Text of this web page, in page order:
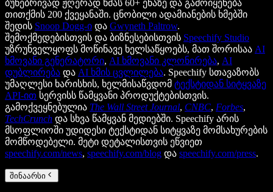
ბუნებრივად ჟღერად ხმას 60+ ენაზე და გამოიყენება
თითქმის 200 ქვეყანაში. ცნობილი ადამიანების ხმებში
შედის Snoop Dogg-ი და Gwyneth Paltrow.
შემოქმედებისთვის და ბიზნესებისთვის Speechify Studio
უზრუნველყოფს მოწინავე ხელსაწყოებს, მათ შორისაა AI
ხმოვანი გენერატორი, AI ხმოვანი კლონირება, AI
დუბლირება და AI ხმის ცვლილება. Speechify სთავაზობს
უმაღლესი ხარისხის, ხელმისაწვდომ ტექსტიდან სიტყვაზე
API-ით სერვისს წამყვანი პროდუქტებისთვის.
გამოქვეყნებულია The Wall Street Journal, CNBC, Forbes,
TechCrunch და სხვა წამყვან მედიებში. Speechify არის
მსოფლიოში უდიდესი ტექსტიდან სიტყვაზე მომსახურების
მომწოდებელი. მეტი დეტალისთვის ეწვიეთ
speechify.com/news, speechify.com/blog და speechify.com/press.
შინაარსი